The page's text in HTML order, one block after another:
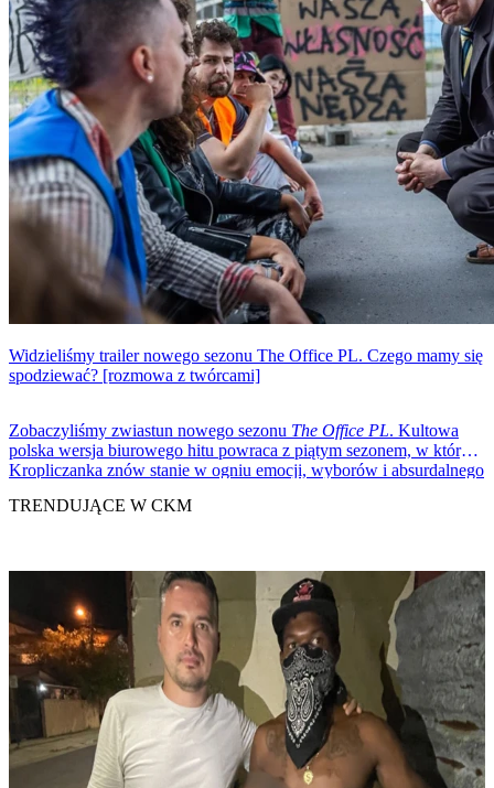
Widzieliśmy trailer nowego sezonu The Office PL. Czego mamy się
spodziewać? [rozmowa z twórcami]
Zobaczyliśmy zwiastun nowego sezonu The Office PL. Kultowa
polska wersja biurowego hitu powraca z piątym sezonem, w którym
Kropliczanka znów stanie w ogniu emocji, wyborów i absurdalnego
TRENDUJĄCE W CKM